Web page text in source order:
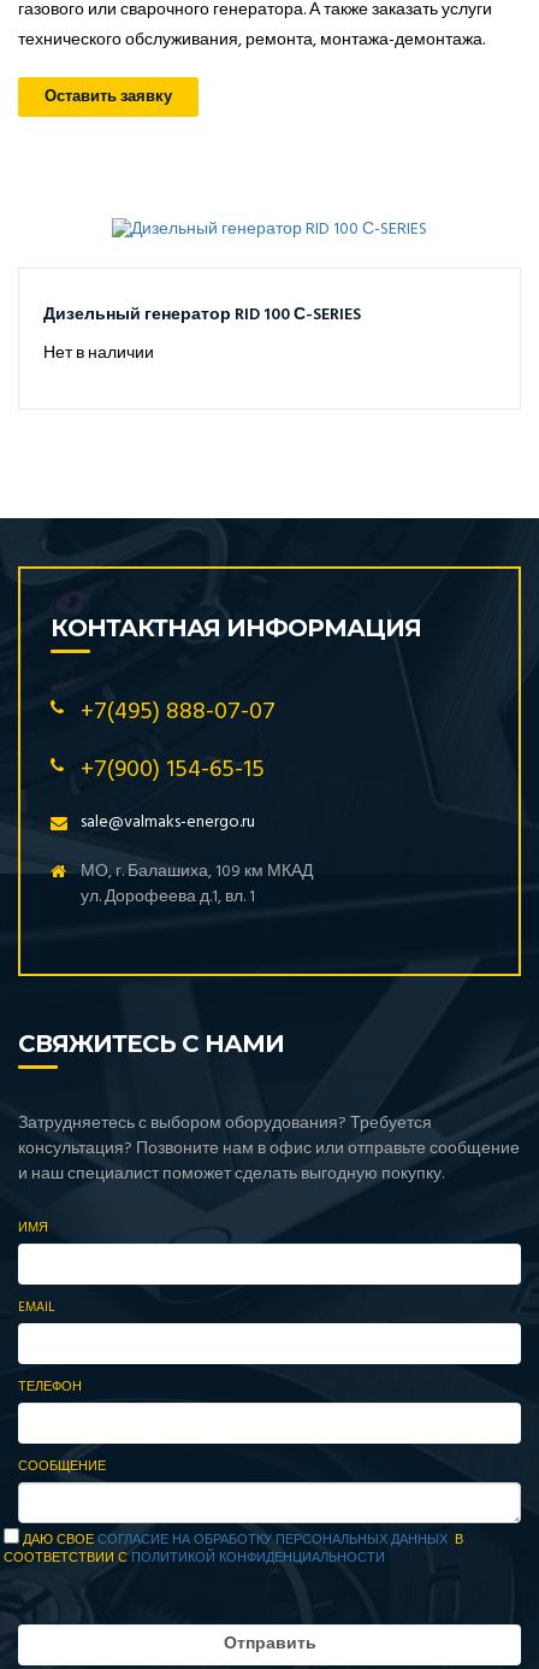
газового или сварочного генератора. А также заказать услуги
технического обслуживания, ремонта, монтажа-демонтажа.
Оставить заявку
Дизельный генератор RID 100 С-SERIES
Нет в наличии
КОНТАКТНАЯ ИНФОРМАЦИЯ
+7(495) 888-07-07
+7(900) 154-65-15
sale@valmaks-energo.ru
МО, г. Балашиха, 109 км МКАД
ул. Дорофеева д.1, вл. 1
СВЯЖИТЕСЬ С НАМИ
Затрудняетесь с выбором оборудования? Требуется
консультация? Позвоните нам в офис или отправьте сообщение
и наш специалист поможет сделать выгодную покупку.
ИМЯ
EMAIL
ТЕЛЕФОН
СООБЩЕНИЕ
ДАЮ СВОЕСОГЛАСИЕ НА ОБРАБОТКУ ПЕРСОНАЛЬНЫХ ДАННЫХ В
СООТВЕТСТВИИ СПОЛИТИКОЙ КОНФИДЕНЦИАЛЬНОСТИ